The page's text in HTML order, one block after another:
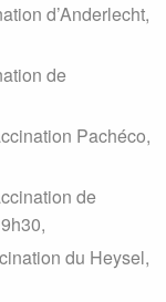
d’Anderlecht,
de
Pachéco,
de
du Heysel,